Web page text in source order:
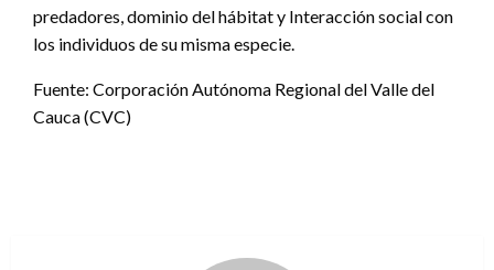
predadores, dominio del hábitat y Interacción social con
los individuos de su misma especie.
Fuente: Corporación Autónoma Regional del Valle del
Cauca (CVC)